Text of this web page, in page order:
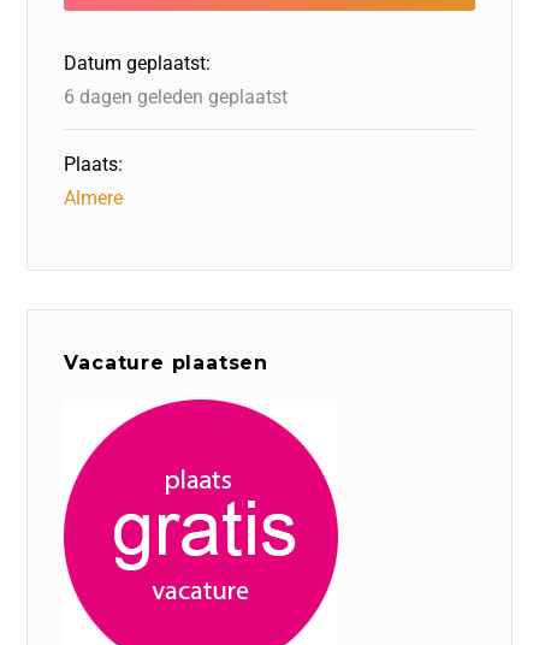
Datum geplaatst:
6 dagen geleden geplaatst
Plaats:
Almere
Vacature plaatsen